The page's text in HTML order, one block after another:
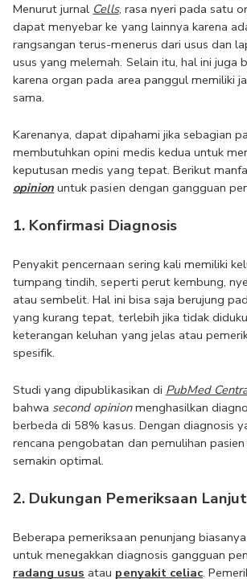
Menurut jurnal Cells, rasa nyeri pada satu
dapat menyebar ke yang lainnya karena
rangsangan terus-menerus dari usus dan
usus yang melemah. Selain itu, hal ini juga
karena organ pada area panggul memiliki
sama.
Karenanya, dapat dipahami jika sebagian
membutuhkan opini medis kedua untuk
keputusan medis yang tepat. Berikut
opinion untuk pasien dengan gangguan
1. Konfirmasi Diagnosis
Penyakit pencernaan sering kali memiliki
tumpang tindih, seperti perut kembung,
atau sembelit. Hal ini bisa saja berujung
yang kurang tepat, terlebih jika tidak
keterangan keluhan yang jelas atau
spesifik.
Studi yang dipublikasikan di PubMed
bahwa second opinion menghasilkan
berbeda di 58% kasus. Dengan diagnosis
rencana pengobatan dan pemulihan
semakin optimal.
2. Dukungan Pemeriksaan
Beberapa pemeriksaan penunjang
radang usus atau penyakit celiac.